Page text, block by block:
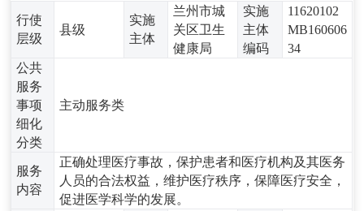
行使
层级
县级
实施
主体
兰州市城
关区卫生
健康局
实施
主体
编码
11620102
MB160606
34
公共
服务
事项
细化
分类
主动服务类
服务
内容
正确处理医疗事故，保护患者和医疗机构及其医务
人员的合法权益，维护医疗秩序，保障医疗安全，
促进医学科学的发展。